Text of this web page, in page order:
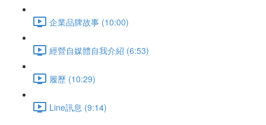
企業品牌故事 (10:00)
經營自媒體自我介紹 (6:53)
履歷 (10:29)
Line訊息 (9:14)